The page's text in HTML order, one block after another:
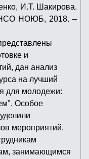
И.Т. Шакирова.
НСО НОЮБ, 2018. –
и
дан анализ
на лучший
для молодежи:
Особое
мероприятий.
занимающимся